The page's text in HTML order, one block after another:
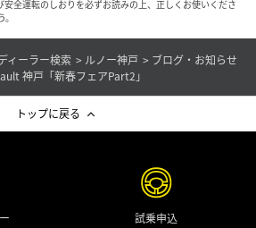
全運転のしおりを必ずお読みの上、正しくお使いくださ
ィーラー検索 ルノー神戸
ブログ・お知らせ
神戸「新春フェアPart2」
トップに戻る
試乗申込